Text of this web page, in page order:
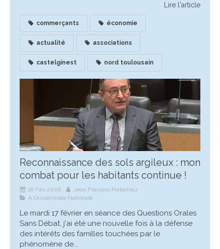
Lire l'article
commerçants économie
actualité associations
castelginest nord toulousain
Reconnaissance des sols argileux : mon
combat pour les habitants continue !
18 Fév 2026
Jean François Portarrieu
A l'Assemblée Nationale
Le mardi 17 février en séance des Questions Orales
Sans Débat, j'ai été une nouvelle fois à la défense
des intérêts des familles touchées par le
phénomène de...